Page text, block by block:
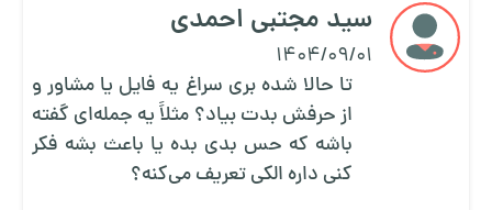
سید مجتبی احمدی
1404/09/01
تا حالا شده بری سراغ یه فایل یا مشاور و
از حرفش بدت بیاد؟ مثلاً یه جمله‌ای گفته
باشه که حس بدی بده یا باعث بشه فکر
کنی داره الکی تعریف می‌کنه؟